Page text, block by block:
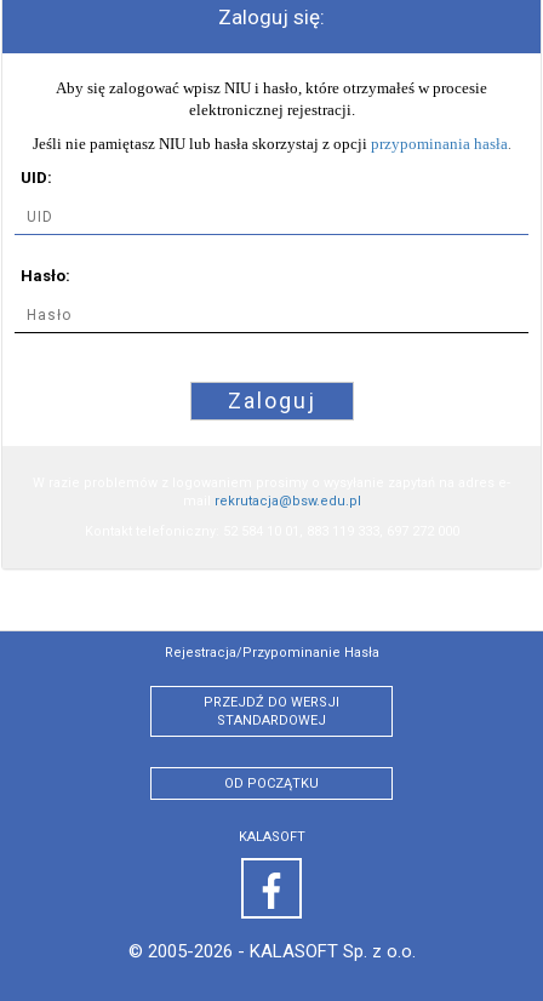
Zaloguj się:
Aby się zalogować wpisz NIU i hasło, które otrzymałeś w procesie
elektronicznej rejestracji.
Jeśli nie pamiętasz NIU lub hasła skorzystaj z opcji przypominania hasła.
UID:
Hasło:
Zaloguj
rekrutacja@bsw.edu.pl
Rejestracja/przypominanie Hasła
PRZEJDŹ DO WERSJI
STANDARDOWEJ
OD POCZĄTKU
KALASOFT
© 2005-2026 - KALASOFT Sp. z o.o.